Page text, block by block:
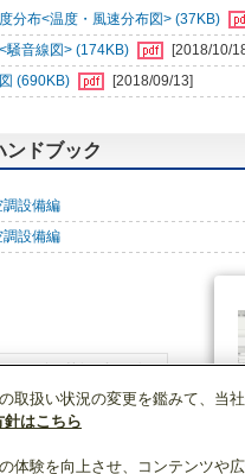
分布<温度・風速分布図> (37KB)
騒音線図> (174KB)
[2018/10/
(690KB)
[2018/09/13]
ンドブック
設備編
設備編
プ 製品情報
取扱い状況の変更を鑑みて、当
はこちら
体験を向上させ、コンテンツや